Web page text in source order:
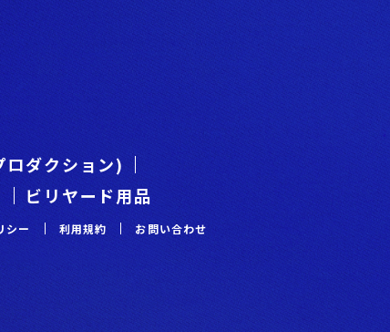
ダクション)
ビリヤード用品
シー 利⽤規約 お問い合わせ